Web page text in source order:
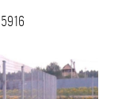
5916